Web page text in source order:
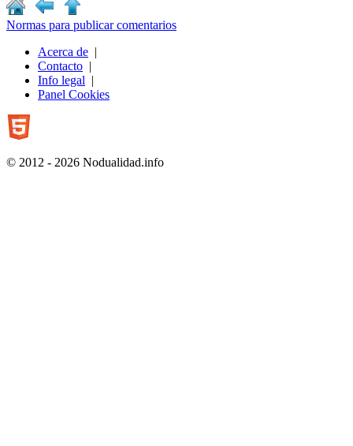
Normas para publicar comentarios
Acerca de |
Contacto |
Info legal |
Panel Cookies
© 2012 - 2026 Nodualidad.info